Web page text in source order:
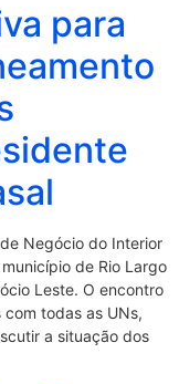
para
Negócio do Interior
de Rio Largo
Leste. O encontro
todas as UNs,
a situação dos